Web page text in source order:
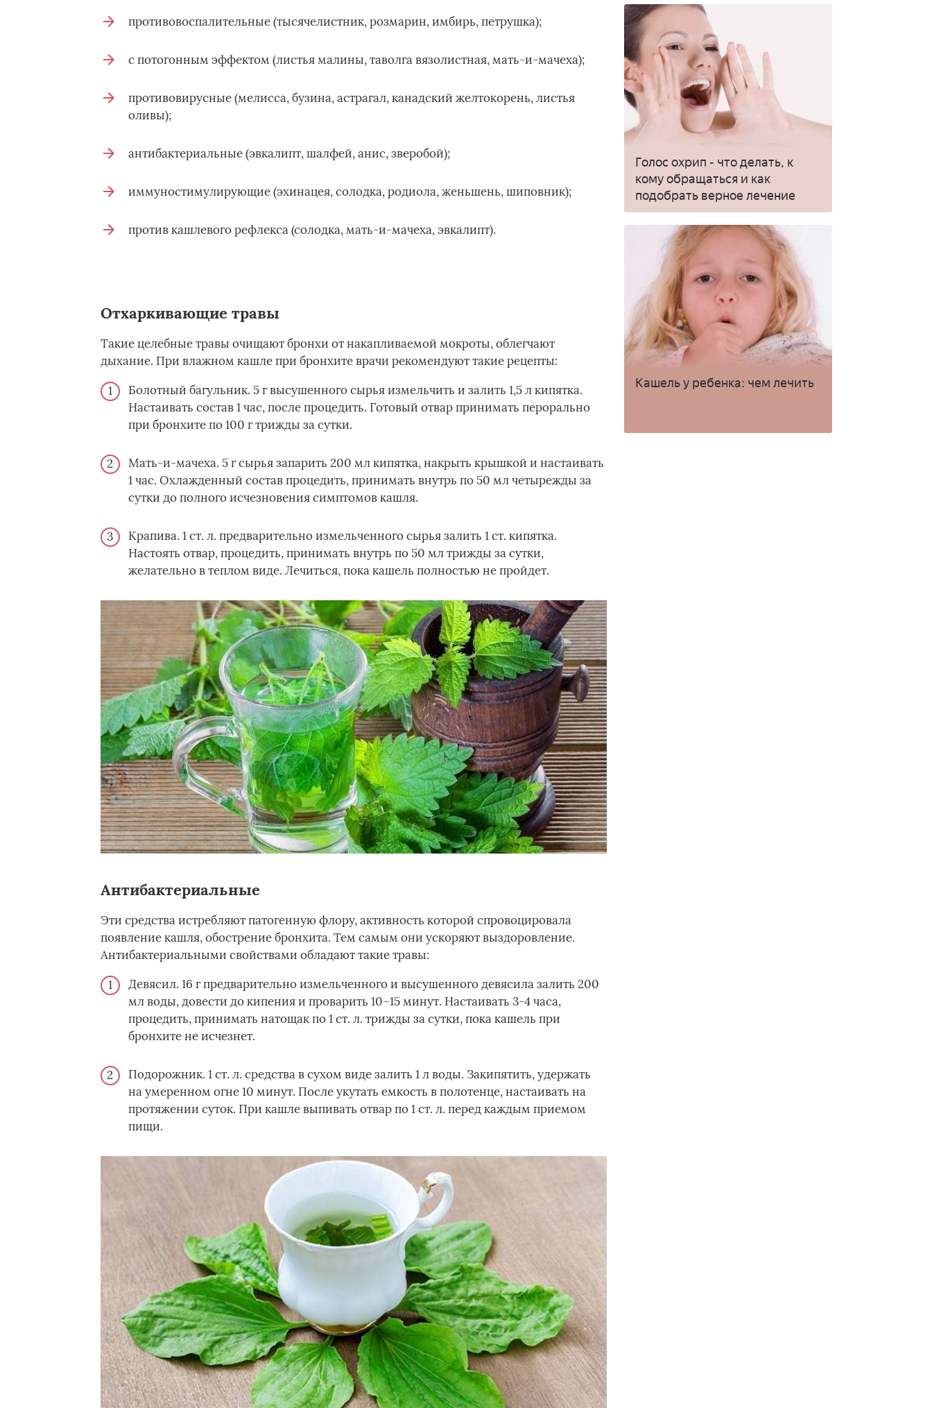
противовоспалительные (тысячелистник, розмарин, имбирь, петрушка);
с потогонным эффектом (листья малины, таволга вязолистная, мать-и-мачеха);
противовирусные (мелисса, бузина, астрагал, канадский желтокорень, листья
оливы);
антибактериальные (эвкалипт, шалфей, анис, зверобой);
иммуностимулирующие (эхинацея, солодка, родиола, женьшень, шиповник);
против кашлевого рефлекса (солодка, мать-и-мачеха, эвкалипт).
Отхаркивающие травы
Такие целебные травы очищают бронхи от накапливаемой мокроты, облегчают
дыхание. При влажном кашле при бронхите врачи рекомендуют такие рецепты:
Болотный багульник. 5 г высушенного сырья измельчить и залить 1,5 л кипятка.
Настаивать состав 1 час, после процедить. Готовый отвар принимать перорально
при бронхите по 100 г трижды за сутки.
Мать-и-мачеха. 5 г сырья запарить 200 мл кипятка, накрыть крышкой и настаивать
1 час. Охлажденный состав процедить, принимать внутрь по 50 мл четырежды за
сутки до полного исчезновения симптомов кашля.
Крапива. 1 ст. л. предварительно измельченного сырья залить 1 ст. кипятка.
Настоять отвар, процедить, принимать внутрь по 50 мл трижды за сутки,
желательно в теплом виде. Лечиться, пока кашель полностью не пройдет.
Антибактериальные
Эти средства истребляют патогенную флору, активность которой спровоцировала
появление кашля, обострение бронхита. Тем самым они ускоряют выздоровление.
Антибактериальными свойствами обладают такие травы:
Девясил. 16 г предварительно измельченного и высушенного девясила залить 200
мл воды, довести до кипения и проварить 10–15 минут. Настаивать 3-4 часа,
процедить, принимать натощак по 1 ст. л. трижды за сутки, пока кашель при
бронхите не исчезнет.
Подорожник. 1 ст. л. средства в сухом виде залить 1 л воды. Закипятить, удержать
на умеренном огне 10 минут. После укутать емкость в полотенце, настаивать на
протяжении суток. При кашле выпивать отвар по 1 ст. л. перед каждым приемом
пищи.
Голос охрип - что делать, к
кому обращаться и как
подобрать верное лечение
Кашель у ребенка: чем лечить